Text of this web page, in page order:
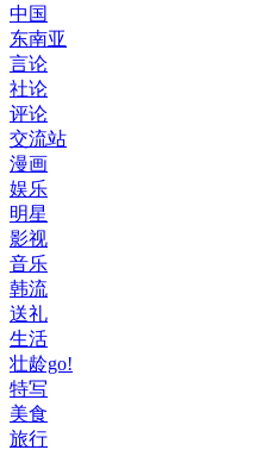
中国
东南亚
言论
社论
评论
交流站
漫画
娱乐
明星
影视
音乐
韩流
送礼
生活
壮龄go!
特写
美食
旅行